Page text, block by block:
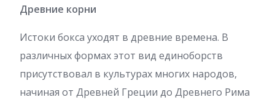
Древние корни
Истоки бокса уходят в древние времена. В
различных формах этот вид единоборств
присутствовал в культурах многих народов,
начиная от Древней Греции до Древнего Рима